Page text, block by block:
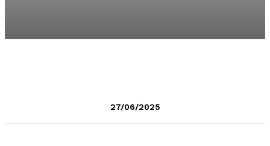
27/06/2025